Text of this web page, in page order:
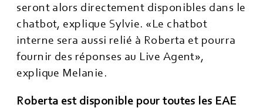
seront alors directement disponibles dans le
chatbot, explique Sylvie. «Le chatbot
interne sera aussi relié à Roberta et pourra
fournir des réponses au Live Agent»,
explique Melanie.
Roberta est disponible pour toutes les EAE